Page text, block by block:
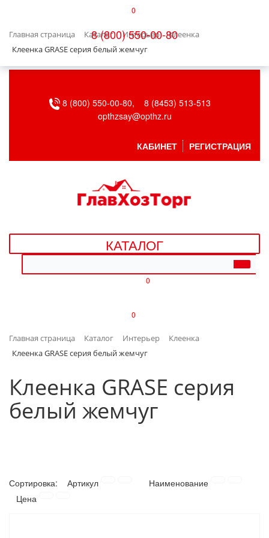
0
8 (800) 550-00-80
Главная страница Каталог Интерьер
Клеенка
Клеенка GRASE серия белый жемчуг
БЫТОВАЯ ТЕХНИКА
ВЕНТИЛЯЦИЯ
ДАЧА, САД И ОГОРОД
ДЕТСКИЕ ТОВАРЫ
ИНТЕРЬЕР
КЛИМАТИЧЕСКАЯ ТЕХНИКА
НАСОСНОЕ ОБОРУДОВАНИЕ
8 (800) 550-00-80,
8 (8453) 513-513
opthzsay@opthz.ru
КАБИНЕТ РЕГИСТРАЦИЯ
КАТАЛОГ
0
0
Главная страница Каталог Интерьер
Клеенка
Клеенка GRASE серия белый жемчуг
Клеенка GRASE серия
белый жемчуг
Сортировка: Артикул
Наименование
Цена